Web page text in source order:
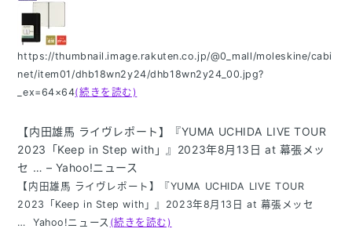
https://thumbnail.image.rakuten.co.jp/@0_mall/moleskine/cabi
net/item01/dhb18wn2y24/dhb18wn2y24_00.jpg?
_ex=64×64(続きを読む)
【内田雄馬 ライヴレポート】『YUMA UCHIDA LIVE TOUR
2023「Keep in Step with」』2023年8月13日 at 幕張メッ
セ … – Yahoo!ニュース
【内田雄馬 ライヴレポート】『YUMA UCHIDA LIVE TOUR
2023「Keep in Step with」』2023年8月13日 at 幕張メッセ
… Yahoo!ニュース (続きを読む)